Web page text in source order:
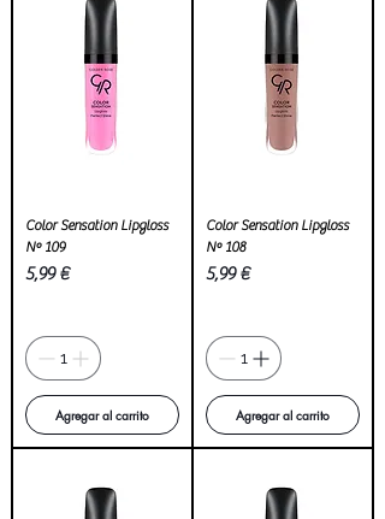
Color Sensation Lipgloss
Nº 109
Precio
5,99 €
Agregar al carrito
Color Sensation Lipgloss
Nº 108
Precio
5,99 €
Agregar al carrito